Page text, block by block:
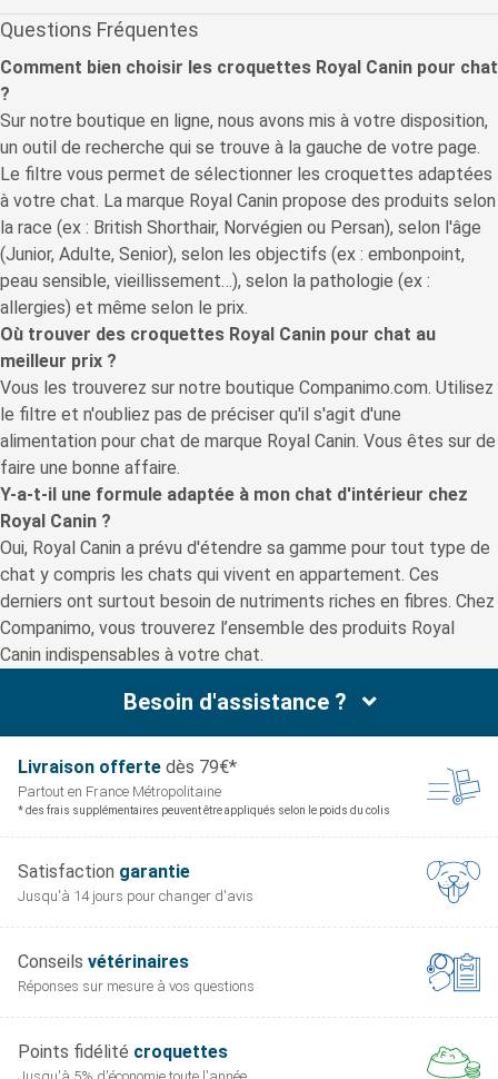
Questions Fréquentes
Comment bien choisir les croquettes Royal Canin pour chat
?
Sur notre boutique en ligne, nous avons mis à votre disposition,
un outil de recherche qui se trouve à la gauche de votre page.
Le filtre vous permet de sélectionner les croquettes adaptées
à votre chat. La marque Royal Canin propose des produits selon
la race (ex : British Shorthair, Norvégien ou Persan), selon l'âge
(Junior, Adulte, Senior), selon les objectifs (ex : embonpoint,
peau sensible, vieillissement…), selon la pathologie (ex :
allergies) et même selon le prix.
Où trouver des croquettes Royal Canin pour chat au
meilleur prix ?
Vous les trouverez sur notre boutique Companimo.com. Utilisez
le filtre et n'oubliez pas de préciser qu'il s'agit d'une
alimentation pour chat de marque Royal Canin. Vous êtes sur de
faire une bonne affaire.
Y-a-t-il une formule adaptée à mon chat d'intérieur chez
Royal Canin ?
Oui, Royal Canin a prévu d'étendre sa gamme pour tout type de
chat y compris les chats qui vivent en appartement. Ces
derniers ont surtout besoin de nutriments riches en fibres. Chez
Companimo, vous trouverez l’ensemble des produits Royal
Canin indispensables à votre chat.
Besoin d'assistance ?
Livraison offerte dès 79€*
Partout en France Métropolitaine
* des frais supplémentaires peuvent être appliqués selon le poids du colis
Satisfaction garantie
Jusqu'à 14 jours pour changer d'avis
Conseils vétérinaires
Réponses sur mesure à vos questions
Points fidélité croquettes
Jusqu'à 5% d'économie toute l'année